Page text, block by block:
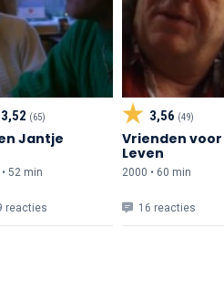
3,52 (65)
Jantje
52 min
reacties
3,56 (49)
Vrienden
Leven
2000 • 60 min
16 reacties